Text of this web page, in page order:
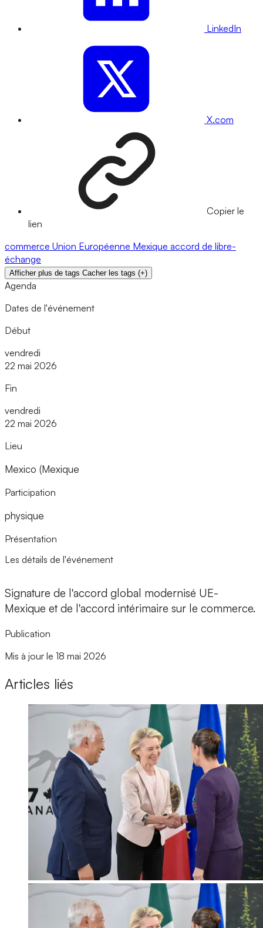
LinkedIn
X.com
Copier le
lien
commerce Union Européenne Mexique accord de libre-
échange
Afficher plus de tags Cacher les tags (+)
Agenda
Dates de l'événement
Début
vendredi
22 mai 2026
Fin
vendredi
22 mai 2026
Lieu
Mexico (Mexique
Participation
physique
Présentation
Les détails de l'événement
Signature de l'accord global modernisé UE-
Mexique et de l'accord intérimaire sur le commerce.
Publication
Mis à jour le 18 mai 2026
Articles liés